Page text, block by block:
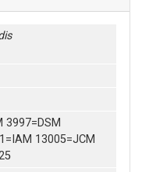
3997=DSM
13005=JCM